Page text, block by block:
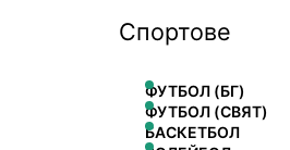
Спортове
ФУТБОЛ (БГ)
ФУТБОЛ (СВЯТ)
БАСКЕТБОЛ